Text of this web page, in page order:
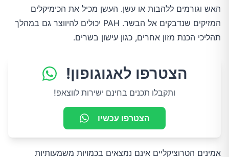
האש וגורמים ללהבות או עשן. העשן מכיל את הכימיקלים
המזיקים שנדבקים אל הבשר. PAH יכולים להיווצר גם במהלך
תהליכי הכנת מזון אחרים, כגון עישון בשרים.
הצטרפו לאגוגופון!
ותקבלו תכנים בחינם ישירות לווצאפ!
הצטרפו עכשיו
אמינים הטרוציקליים אינם נמצאים בכמויות משמעותיות